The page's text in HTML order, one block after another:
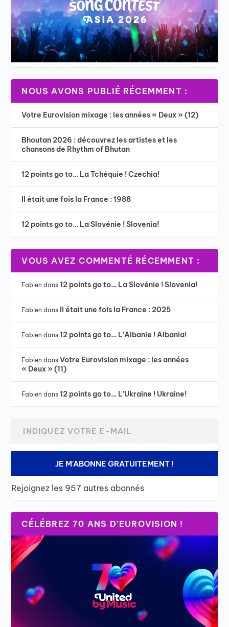
NOUS AVONS PUBLIÉ RÉCEMMENT :
Votre Eurovision mixage : les années « Deux » (12)
Bhoutan 2026 : découvrez les artistes et les
chansons de Rhythm of Bhutan
12 points go to… La Tchéquie ! Czechia!
Il était une fois la France : 1988
12 points go to… La Slovénie ! Slovenia!
VOUS AVEZ COMMENTÉ RÉCEMMENT :
Fabien dans12 points go to… La Slovénie ! Slovenia!
Fabien dans Il était une fois la France : 2025
Fabien dans12 points go to… L’Albanie ! Albania!
Fabien dansVotre Eurovision mixage : les années
« Deux » (11)
Fabien dans12 points go to… L’Ukraine ! Ukraine!
JE M'ABONNE GRATUITEMENT !
Rejoignez les 957 autres abonnés
CÉLÉBREZ 70 ANS D’EUROVISION !